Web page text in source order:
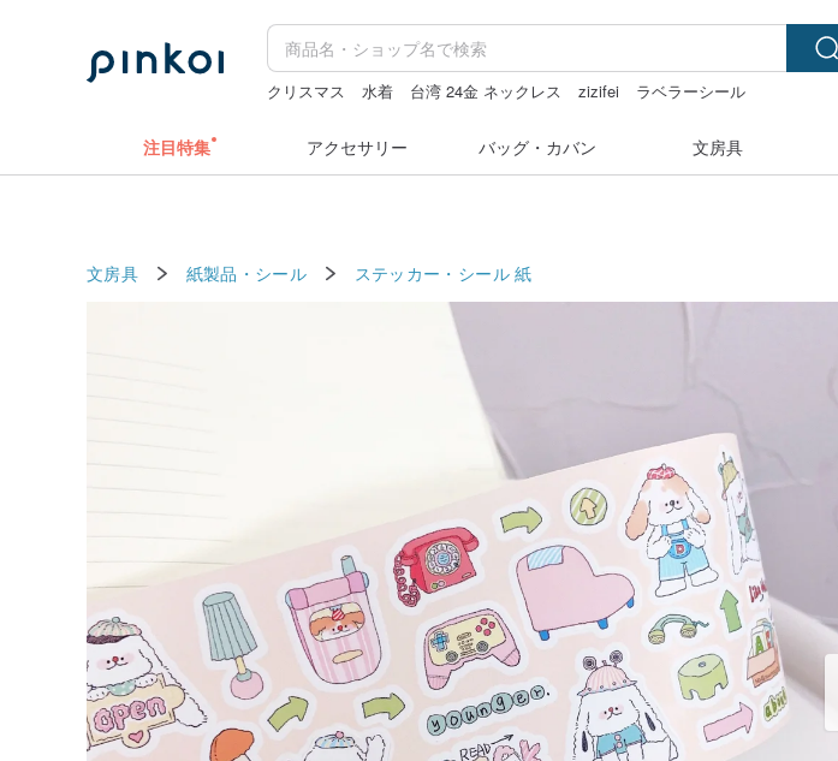
クリスマス 水着 台湾 24金 ネックレス zizifei
ラベラーシール
注目特集 アクセサリー バッグ・カバン 文房具
文房具 紙製品・シール ステッカー・シール 紙